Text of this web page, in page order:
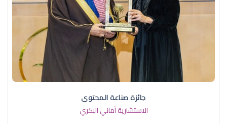
جائزة صناعة المحتوى
الاستشارية أماني البكري